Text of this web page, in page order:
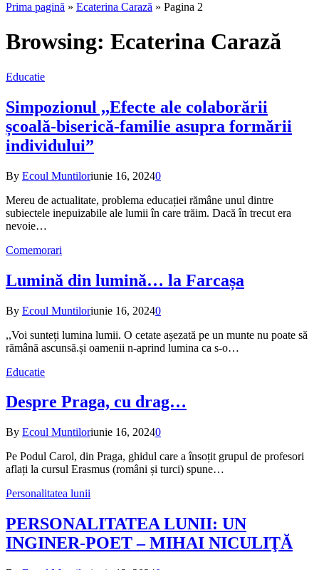
Prima pagină » Ecaterina Carază » Pagina 2
Browsing: Ecaterina Carază
Educatie
Simpozionul ,,Efecte ale colaborării
școală-biserică-familie asupra formării
individuluiˮ
By Ecoul Muntiloriunie 16, 20240
Mereu de actualitate, problema educației rămâne unul dintre
subiectele inepuizabile ale lumii în care trăim. Dacă în trecut era
nevoie…
Comemorari
Lumină din lumină… la Farcașa
By Ecoul Muntiloriunie 16, 20240
,,Voi sunteți lumina lumii. O cetate așezată pe un munte nu poate să
rămână ascunsă.și oamenii n-aprind lumina ca s-o…
Educatie
Despre Praga, cu drag…
By Ecoul Muntiloriunie 16, 20240
Pe Podul Carol, din Praga, ghidul care a însoțit grupul de profesori
aflați la cursul Erasmus (români și turci) spune…
Personalitatea lunii
PERSONALITATEA LUNII: UN
INGINER-POET – MIHAI NICULIŢĂ